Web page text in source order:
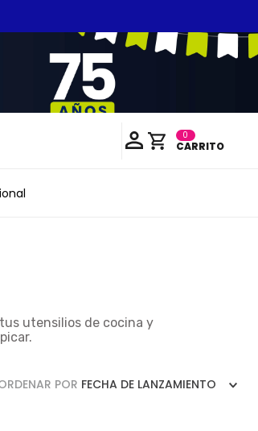
0
utensilios de cocina y
POR FECHA DE LANZAMIENTO